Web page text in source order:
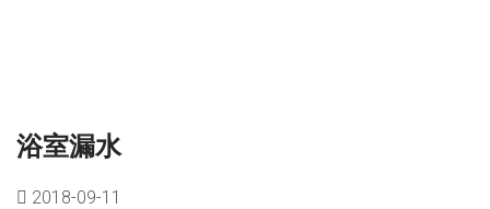
浴室漏水
2018-09-11